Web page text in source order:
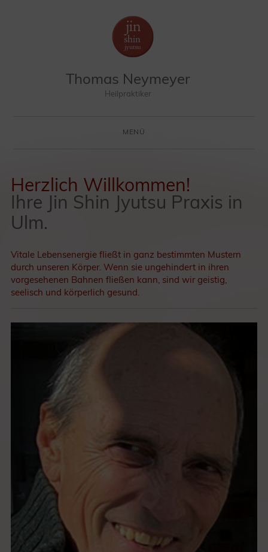
Thomas Neymeyer
Heilpraktiker
MENÜ
Herzlich Willkommen!
Ihre Jin Shin Jyutsu Praxis in
Ulm.
Vitale Lebensenergie fließt in ganz bestimmten Mustern
durch unseren Körper. Wenn sie ungehindert in ihren
vorgesehenen Bahnen fließen kann, sind wir geistig,
seelisch und körperlich gesund.